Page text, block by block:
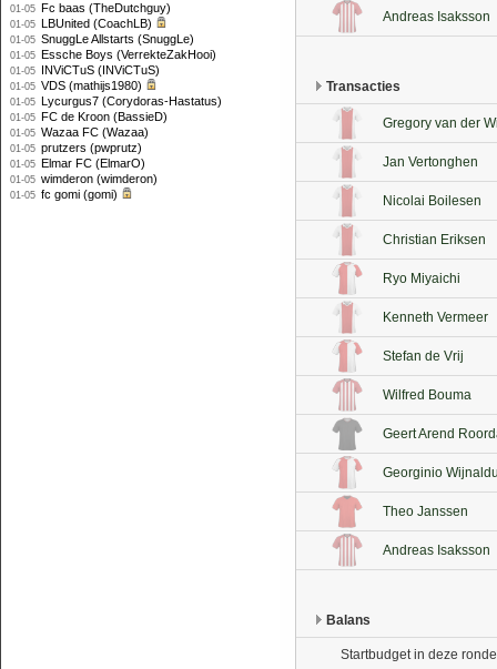
01-05 Fc baas (TheDutchguy)
01-05 LBUnited (CoachLB)
01-05 SnuggLe Allstarts (SnuggLe)
01-05 Essche Boys (VerrekteZakHooi)
01-05 INViCTuS (INViCTuS)
01-05 VDS (mathijs1980)
01-05 Lycurgus7 (Corydoras-Hastatus)
01-05 FC de Kroon (BassieD)
01-05 Wazaa FC (Wazaa)
01-05 prutzers (pwprutz)
01-05 Elmar FC (ElmarO)
01-05 wimderon (wimderon)
01-05 fc gomi (gomi)
Andreas Isaksson
Transacties
Gregory van der
Jan Vertonghen
Nicolai Boilesen
Christian Eriksen
Ryo Miyaichi
Kenneth Vermeer
Stefan de Vrij
Wilfred Bouma
Geert Arend
Georginio
Theo Janssen
Andreas Isaksson
Balans
Startbudget in deze ronde